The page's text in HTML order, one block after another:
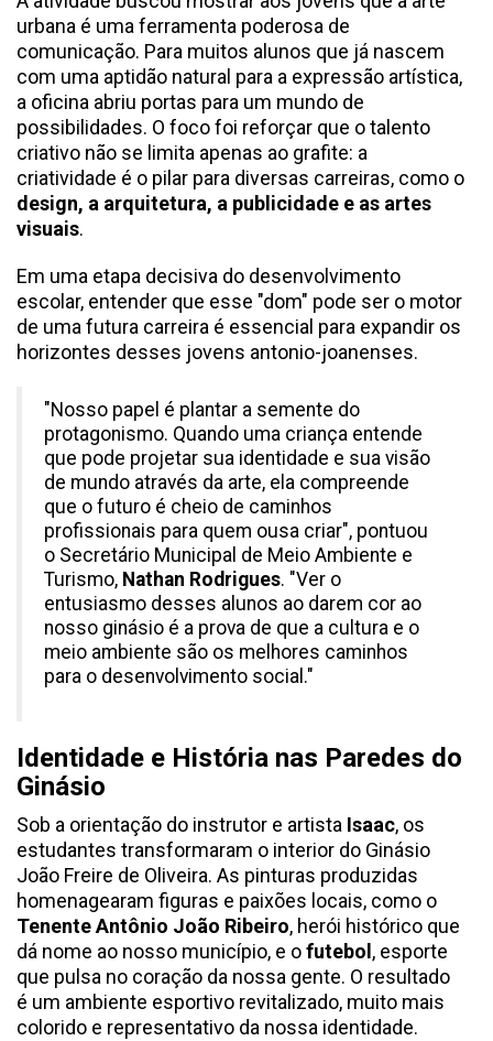
urbana é uma ferramenta poderosa de
comunicação. Para muitos alunos que já nascem
com uma aptidão natural para a expressão artística,
a oficina abriu portas para um mundo de
possibilidades. O foco foi reforçar que o talento
criativo não se limita apenas ao grafite: a
criatividade é o pilar para diversas carreiras, como o
design, a arquitetura, a publicidade e as artes
visuais.
Em uma etapa decisiva do desenvolvimento
escolar, entender que esse "dom" pode ser o motor
de uma futura carreira é essencial para expandir os
horizontes desses jovens antonio-joanenses.
"Nosso papel é plantar a semente do
protagonismo. Quando uma criança entende
que pode projetar sua identidade e sua visão
de mundo através da arte, ela compreende
que o futuro é cheio de caminhos
profissionais para quem ousa criar", pontuou
o Secretário Municipal de Meio Ambiente e
Turismo, Nathan Rodrigues. "Ver o
entusiasmo desses alunos ao darem cor ao
nosso ginásio é a prova de que a cultura e o
meio ambiente são os melhores caminhos
para o desenvolvimento social."
Identidade e História nas Paredes do
Ginásio
Sob a orientação do instrutor e artista Isaac, os
estudantes transformaram o interior do Ginásio
João Freire de Oliveira. As pinturas produzidas
homenagearam figuras e paixões locais, como o
Tenente Antônio João Ribeiro, herói histórico que
dá nome ao nosso município, e ofutebol , esporte
que pulsa no coração da nossa gente. O resultado
é um ambiente esportivo revitalizado, muito mais
colorido e representativo da nossa identidade.